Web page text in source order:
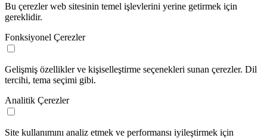
Bu çerezler web sitesinin temel işlevlerini yerine getirmek için
gereklidir.
Fonksiyonel Çerezler
Gelişmiş özellikler ve kişiselleştirme seçenekleri sunan çerezler. Dil
tercihi, tema seçimi gibi.
Analitik Çerezler
Site kullanımını analiz etmek ve performansı iyileştirmek için